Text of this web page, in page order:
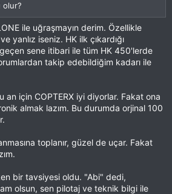
olur?
ile uğraşmayın derim. Özellikle
yanlız iseniz. HK ilk çıkardığı
sene itibari ile tüm HK 450'lerde
takip edebildiğim kadarı ile
an için COPTERX iyi diyorlar. Fakat ona
almak lazım. Bu durumda orjinal 100
toplanır, güzel de uçar. Fakat
bir tavsiyesi oldu. "Abi" dedi,
olsun, sen pilotaj ve teknik bilgi ile